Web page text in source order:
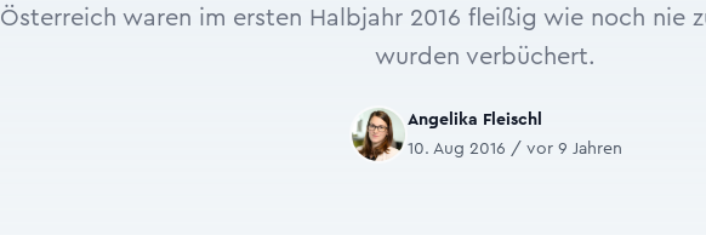
Österreich waren im ersten Halbjahr 2016 fleißig wie noch nie
wurden verbüchert.
Angelika Fleischl
10. Aug 2016 / vor 9 Jahren